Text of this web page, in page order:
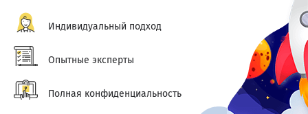
Индивидуальный подход
Опытные эксперты
Полная конфиденциальность